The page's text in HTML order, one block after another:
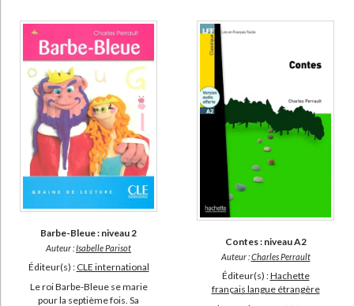
Barbe-Bleue : niveau 2
Auteur :Isabelle Parisot
Éditeur(s) : CLE international
Le roi Barbe-Bleue se marie
pour la septième fois. Sa
Contes : niveau A2
Auteur :Charles Perrault
Éditeur(s) :Hachette
français langue étrangère